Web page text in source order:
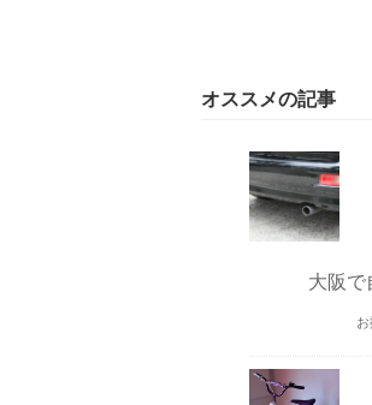
オススメの記事
大阪で